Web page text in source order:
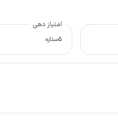
امتیاز دهی